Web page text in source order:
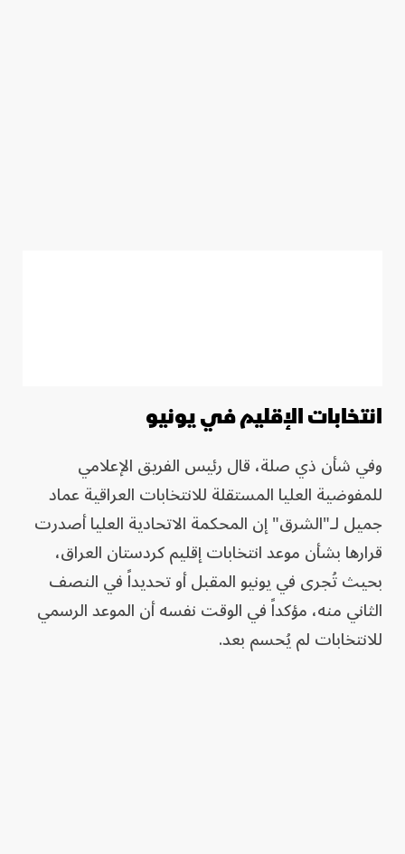
انتخابات الإقليم في يونيو
وفي شأن ذي صلة، قال رئيس الفريق الإعلامي
للمفوضية العليا المستقلة للانتخابات العراقية عماد
جميل لـ"الشرق" إن المحكمة الاتحادية العليا أصدرت
قرارها بشأن موعد انتخابات إقليم كردستان العراق،
بحيث تُجرى في يونيو المقبل أو تحديداً في النصف
الثاني منه، مؤكداً في الوقت نفسه أن الموعد الرسمي
للانتخابات لم يُحسم بعد.